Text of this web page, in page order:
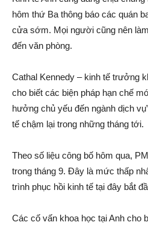
hôm thứ Ba thông báo các quán
cửa sớm. Mọi người cũng nên
đến văn phòng.
Cathal Kennedy – kinh tế trưởng
cho biết các biện pháp hạn chế
hưởng chủ yếu đến ngành dịch
tế chậm lại trong những tháng tới.
Theo số liệu công bố hôm qua,
trong tháng 9. Đây là mức thấp
trình phục hồi kinh tế tại đây bắt
Các cố vấn khoa học tại Anh cho